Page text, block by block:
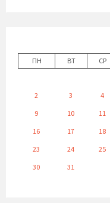
ПН
ВТ СР
2
3 4
9
10 11
16
17 18
23
24 25
30
31